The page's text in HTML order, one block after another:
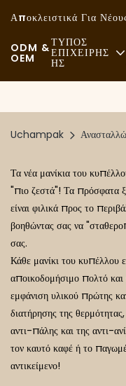
Αποκλειστικά Για
ODM &
OEM
ΤΥΠΟΣ
ΕΠΙΧΕΙΡΗΣ
ΗΣ
Γρήγορο Φαγητό
Ανέμελος
Καφετέριες Και
Μπουφές
Φορτηγά Τροφίμων
Αρτοποιείο
Λιπαρό Κουτάλι
Εστιατόρια Ghost
Uchampak Ανασταλλώ
Τα νέα μανίκια του
"πιο ζεστά"! Τα πρόσφατα
είναι φιλικά προς το
βοηθώντας σας να
σας.
Κάθε μανίκι του κυπέλλου
αποικοδομήσιμο πολτό και
εμφάνιση υλικού πρώτης
διατήρησης της
αντι-πάλης και της αντι-
τον καυτό καφέ ή το
αντικείμενο!